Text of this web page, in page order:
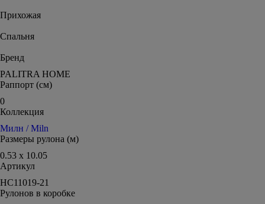
Прихожая
Спальня
Бренд
PALITRA HOME
Раппорт (см)
0
Коллекция
Милн / Miln
Размеры рулона (м)
0.53 x 10.05
Артикул
HC11019-21
Рулонов в коробке